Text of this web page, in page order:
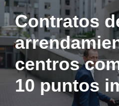
Contratos
centros
10 puntos